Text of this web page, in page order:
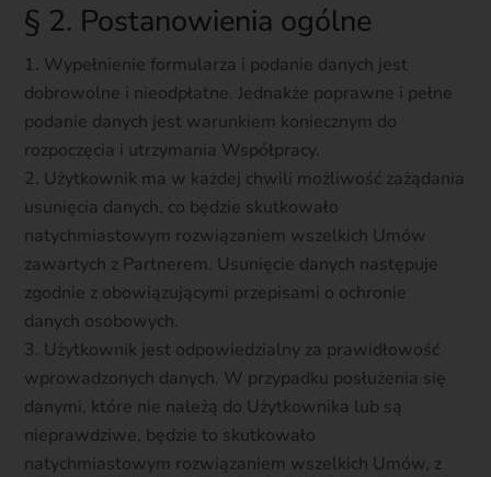
§ 2. Postanowienia ogólne
Wypełnienie formularza i podanie danych jest
dobrowolne i nieodpłatne. Jednakże poprawne i pełne
podanie danych jest warunkiem koniecznym do
rozpoczęcia i utrzymania Współpracy.
Użytkownik ma w każdej chwili możliwość zażądania
usunięcia danych, co będzie skutkowało
natychmiastowym rozwiązaniem wszelkich Umów
zawartych z Partnerem. Usunięcie danych następuje
zgodnie z obowiązującymi przepisami o ochronie
danych osobowych.
Użytkownik jest odpowiedzialny za prawidłowość
wprowadzonych danych. W przypadku posłużenia się
danymi, które nie należą do Użytkownika lub są
nieprawdziwe, będzie to skutkowało
natychmiastowym rozwiązaniem wszelkich Umów, z